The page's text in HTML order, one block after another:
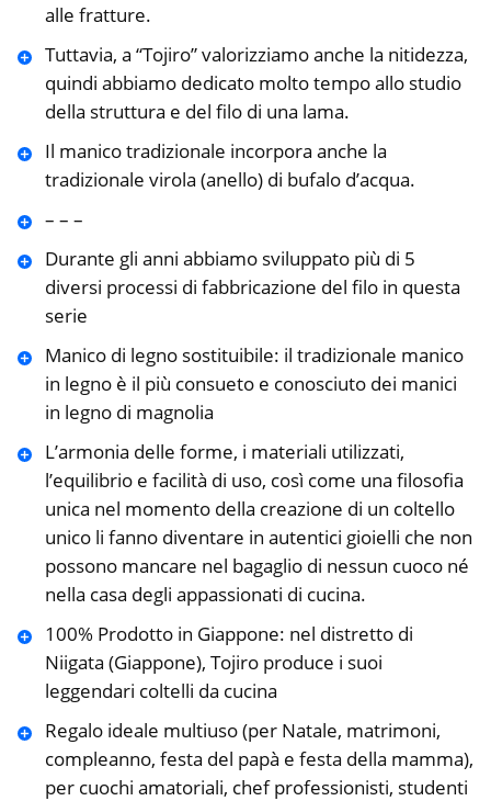
alle fratture.
Tuttavia, a “Tojiro” valorizziamo anche la nitidezza,
quindi abbiamo dedicato molto tempo allo studio
della struttura e del filo di una lama.
Il manico tradizionale incorpora anche la
tradizionale virola (anello) di bufalo d’acqua.
– – –
Durante gli anni abbiamo sviluppato più di 5
diversi processi di fabbricazione del filo in questa
serie
Manico di legno sostituibile: il tradizionale manico
in legno è il più consueto e conosciuto dei manici
in legno di magnolia
L’armonia delle forme, i materiali utilizzati,
l’equilibrio e facilità di uso, così come una filosofia
unica nel momento della creazione di un coltello
unico li fanno diventare in autentici gioielli che non
possono mancare nel bagaglio di nessun cuoco né
nella casa degli appassionati di cucina.
100% Prodotto in Giappone: nel distretto di
Niigata (Giappone), Tojiro produce i suoi
leggendari coltelli da cucina
Regalo ideale multiuso (per Natale, matrimoni,
compleanno, festa del papà e festa della mamma),
per cuochi amatoriali, chef professionisti, studenti